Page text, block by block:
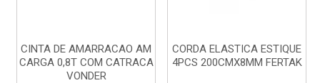
CINTA DE AMARRACAO AM
CARGA 0,8T COM CATRACA
VONDER
CORDA ELASTICA ESTIQUE
4PCS 200CMX8MM FERTAK